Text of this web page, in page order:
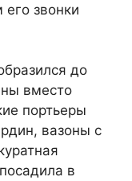
звонки
до
вместо
портьеры
вазоны с
в